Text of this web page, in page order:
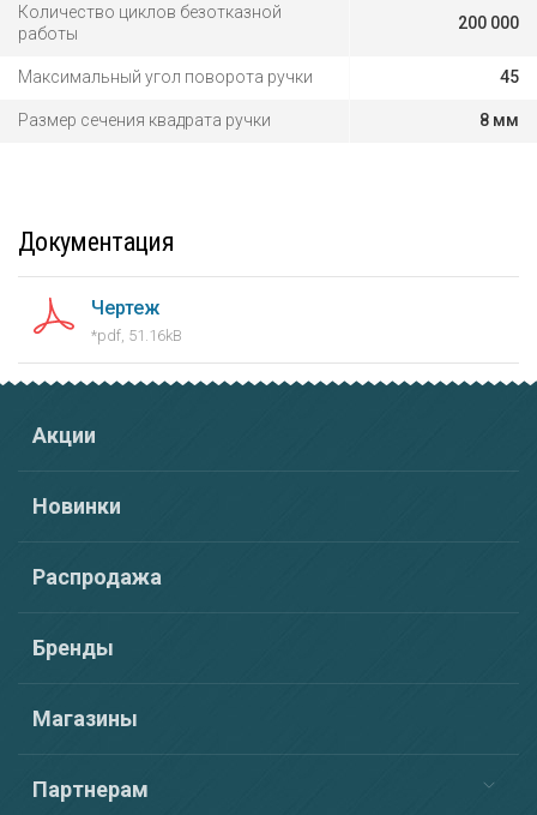
Количество циклов безотказной
работы
200 000
Максимальный угол поворота ручки 45
Размер сечения квадрата ручки 8 мм
Документация
Чертеж
*pdf, 51.16kB
Акции
Новинки
Распродажа
Бренды
Магазины
Партнерам